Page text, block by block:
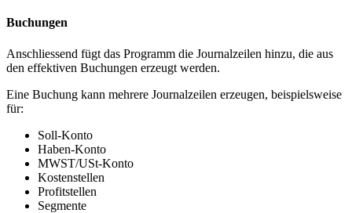
Buchungen
Anschliessend fügt das Programm die Journalzeilen hinzu, die aus
den effektiven Buchungen erzeugt werden.
Eine Buchung kann mehrere Journalzeilen erzeugen, beispielsweise
für:
Soll-Konto
Haben-Konto
MWST/USt-Konto
Kostenstellen
Profitstellen
Segmente